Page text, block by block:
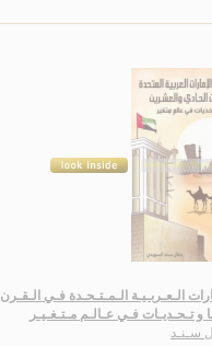
الـعـربـيـة الـمـتـحـدة فـي
و تـحـديـات فـي عـالـم مـتـغـيـر
سـنـد